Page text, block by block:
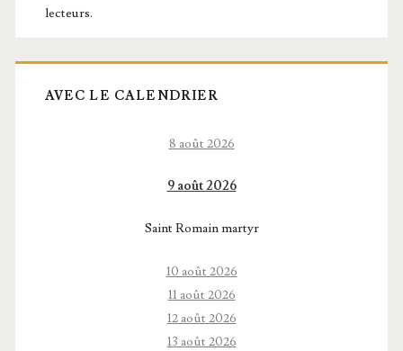
lecteurs.
AVEC LE CALENDRIER
8 août 2026
9 août 2026
Saint Romain martyr
10 août 2026
11 août 2026
12 août 2026
13 août 2026